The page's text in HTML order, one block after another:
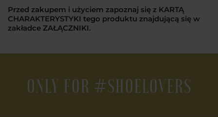
Przed zakupem i użyciem zapoznaj się z KARTĄ
CHARAKTERYSTYKI tego produktu znajdującą się w
zakładce ZAŁĄCZNIKI.
ONLY FOR #SHOELOVERS